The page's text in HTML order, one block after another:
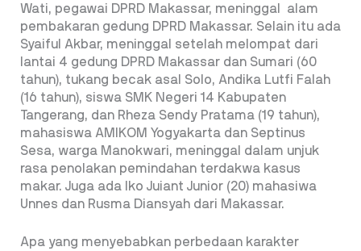
Wati, pegawai DPRD Makassar, meninggal alam
pembakaran gedung DPRD Makassar. Selain itu ada
Syaiful Akbar, meninggal setelah melompat dari
lantai 4 gedung DPRD Makassar dan Sumari (60
tahun), tukang becak asal Solo, Andika Lutfi Falah
(16 tahun), siswa SMK Negeri 14 Kabupaten
Tangerang, dan Rheza Sendy Pratama (19 tahun),
mahasiswa AMIKOM Yogyakarta dan Septinus
Sesa, warga Manokwari, meninggal dalam unjuk
rasa penolakan pemindahan terdakwa kasus
makar. Juga ada Iko Juiant Junior (20) mahasiwa
Unnes dan Rusma Diansyah dari Makassar.
Apa yang menyebabkan perbedaan karakter